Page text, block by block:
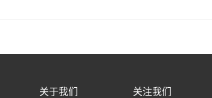
关于我们 关注我们